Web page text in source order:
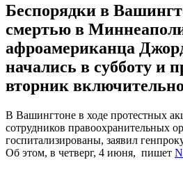
Беспорядки в
смертью в
афроамериканца
начались в субботу и
вторник
В Вашингтоне в ходе протестных
сотрудников правоохранительных
госпитализированы, заявил
Об этом, в четверг, 4 июня, пишет